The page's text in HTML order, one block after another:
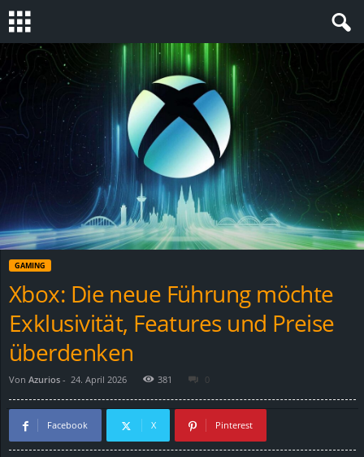
n
GAMING
Xbox: Die neue Führung möchte
Exklusivität, Features und Preise
überdenken
Von Azurios - 24. April 2026 381 0
Facebook X Pinterest